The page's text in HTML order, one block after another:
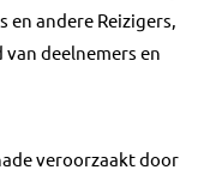
en andere Reizigers,
deelnemers en
veroorzaakt door